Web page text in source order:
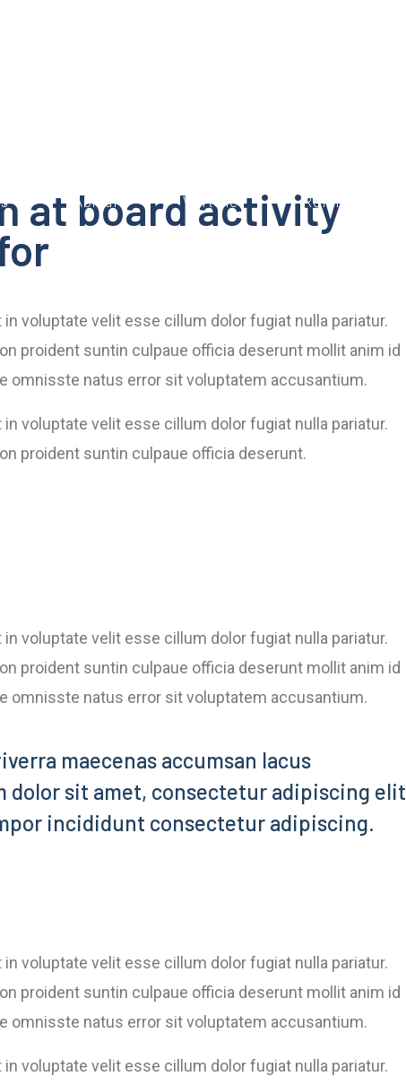
Ablauf Vorteile Referenzen
at board activity
voluptate velit esse cillum dolor fugiat nulla pariatur.
proident suntin culpaue officia deserunt mollit anim id
omnisste natus error sit voluptatem accusantium.
voluptate velit esse cillum dolor fugiat nulla pariatur.
proident suntin culpaue officia deserunt.
voluptate velit esse cillum dolor fugiat nulla pariatur.
proident suntin culpaue officia deserunt mollit anim id
omnisste natus error sit voluptatem accusantium.
maecenas accumsan lacus
dolor sit amet, consectetur adipiscing elit
incididunt consectetur adipiscing.
voluptate velit esse cillum dolor fugiat nulla pariatur.
proident suntin culpaue officia deserunt mollit anim id
omnisste natus error sit voluptatem accusantium.
voluptate velit esse cillum dolor fugiat nulla pariatur.